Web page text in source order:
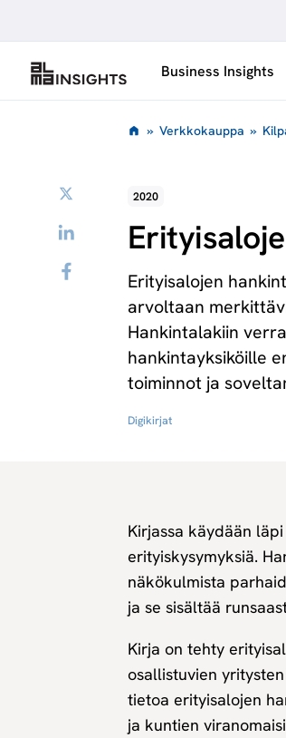
Business Insights
LinkedIn
» Verkkokauppa »
2020
Erityisalojen
arvoltaan
Hankintalakiin
hankintayksiköille
toiminnot ja
Digikirjat
Kirjassa käydään
erityiskysymyksiä.
näkökulmista
ja se sisältää
Kirja on tehty
osallistuvien
tietoa erityisalojen
ja kuntien